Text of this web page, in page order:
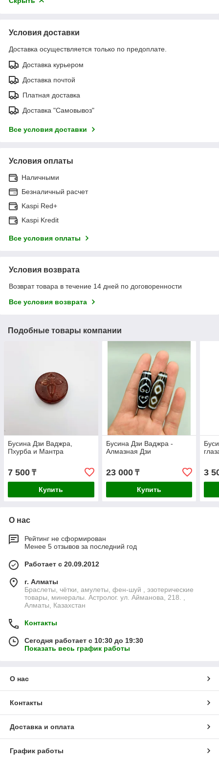
Условия доставки
Доставка осуществляется только по предоплате.
Доставка курьером
Доставка почтой
Платная доставка
Доставка "Самовывоз"
Все условия доставки
Условия оплаты
Наличными
Безналичный расчет
Kaspi Red+
Kaspi Kredit
Все условия оплаты
Условия возврата
Возврат товара в течение 14 дней по договоренности
Все условия возврата
Подобные товары компании
Бусина Дзи Ваджра,
Пхурба и Мантра
7 500 ₸
Купить
Бусина Дзи Ваджра -
Алмазная Дзи
23 000₸
Купить
3
О нас
Рейтинг не сформирован
Менее 5 отзывов за последний год
Работает с 20.09.2012
г. Алматы
Браслеты, чётки, амулеты, фен-шуй , эзотерические
товары, минералы. Астролог. ул. Айманова, 218. ,
Алматы, Казахстан
Контакты
Сегодня работает с 10:30 до 19:30
Показать весь график работы
О нас
Контакты
Доставка и оплата
График работы